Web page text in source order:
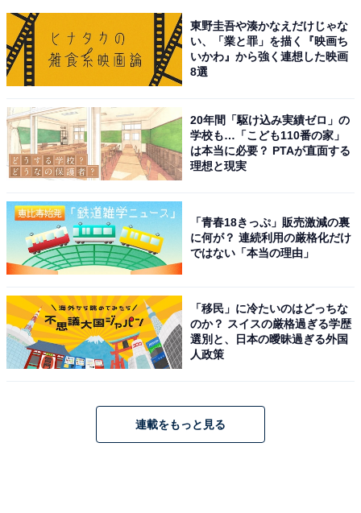
東野圭吾や湊かなえだけじゃな
い、「業と罪」を描く『映画ち
いかわ』から強く連想した映画
8選
20年間「駆け込み実績ゼロ」の
学校も…「こども110番の家」
は本当に必要？ PTAが直面する
理想と現実
「青春18きっぷ」販売激減の裏
に何が？ 連続利用の厳格化だけ
ではない「本当の理由」
「移民」に冷たいのはどっちな
のか？ スイスの厳格過ぎる学歴
選別と、日本の曖昧過ぎる外国
人政策
連載をもっと見る